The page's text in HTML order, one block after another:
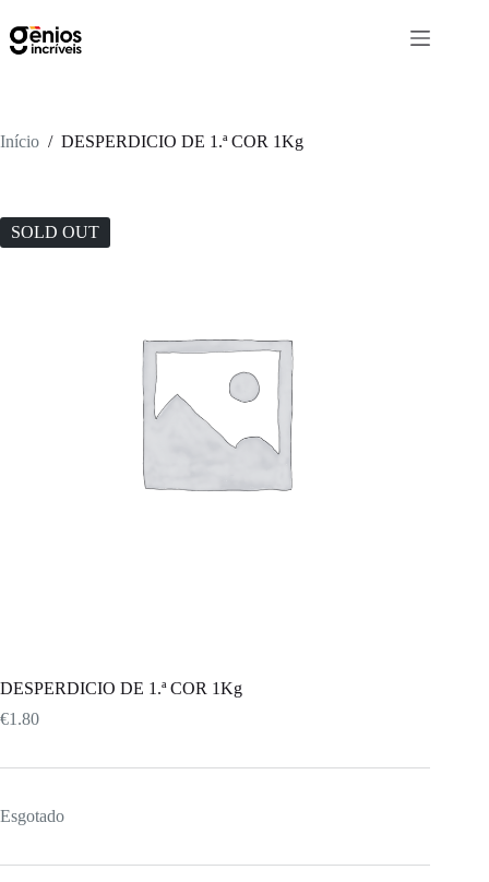
Início / DESPERDICIO DE 1.ª COR 1Kg
SOLD OUT
DESPERDICIO DE 1.ª COR 1Kg
€1.80
Esgotado